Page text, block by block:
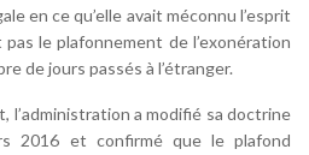
en ce qu’elle avait méconnu l’esprit
le plafonnement de l’exonération
de jours passés à l’étranger.
l’administration a modifié sa doctrine
2016 et confirmé que le plafond